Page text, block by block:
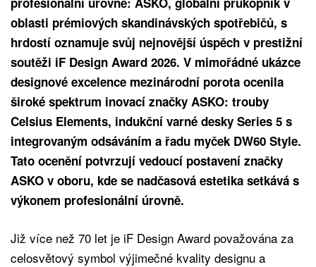
oblasti prémiových skandinávských spotřebičů, s
hrdostí oznamuje svůj nejnovější úspěch v prestižní
soutěži iF Design Award 2026. V mimořádné ukázce
designové excelence mezinárodní porota ocenila
široké spektrum inovací značky ASKO: trouby
Celsius Elements, indukční varné desky Series 5 s
integrovaným odsáváním a řadu myček DW60 Style.
Tato ocenění potvrzují vedoucí postavení značky
ASKO v oboru, kde se nadčasová estetika setkává s
výkonem profesionální úrovně.
Již více než 70 let je iF Design Award považována za
celosvětový symbol výjimečné kvality designu a